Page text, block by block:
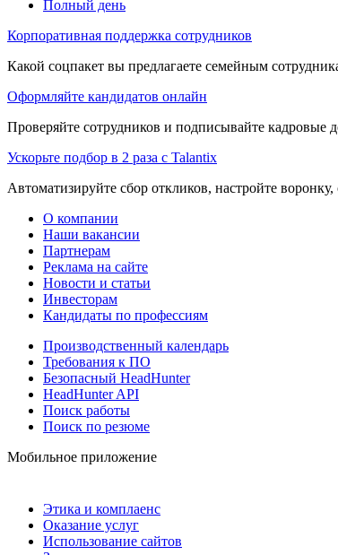
Полный день
Корпоративная поддержка сотрудников
Какой соцпакет вы предлагаете семейным
Оформляйте кандидатов онлайн
Проверяйте сотрудников и подписывайте кадровые
Ускорьте подбор в 2 раза с Talantix
Автоматизируйте сбор откликов, настройте
О компании
Наши вакансии
Партнерам
Реклама на сайте
Новости и статьи
Инвесторам
Кандидаты по профессиям
Производственный календарь
Требования к ПО
Безопасный HeadHunter
HeadHunter API
Поиск работы
Поиск по резюме
Мобильное приложение
Этика и комплаенс
Оказание услуг
Использование сайтов